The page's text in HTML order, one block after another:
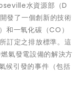
水資源部（D
發了一個創新的技術
和一氧化碳（CO）
訂定之排放標準。這
氣發電設備的解決方
候引發的事件（包括